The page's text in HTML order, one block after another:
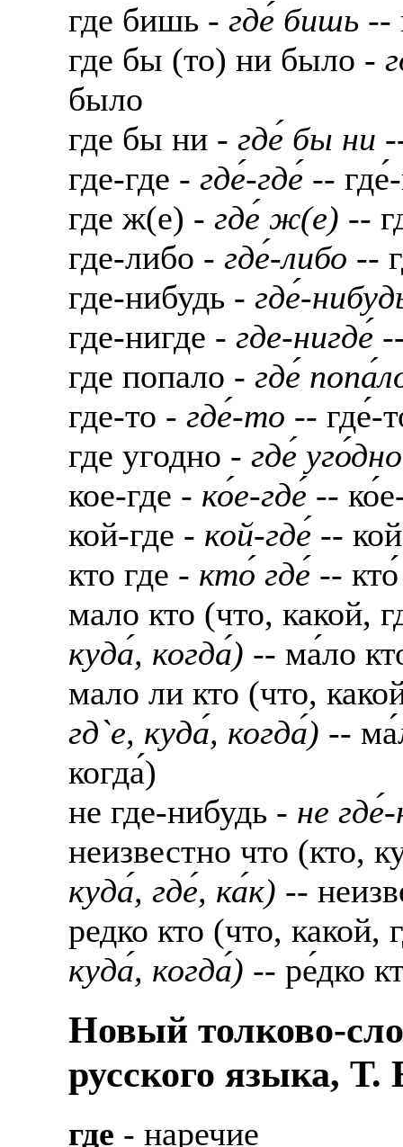
где бишь - где́ бишь --
где бы (то) ни было -
было
где бы ни - где́ бы ни
где-где - где́-где́ --
где ж(е) - где́ ж(е) --
где-либо - где́-либо --
где-нибудь - где́-
где-нигде - где-нигде́
где попало - где́
где-то - где́-то -- где́-
где угодно - где́ уго́дно
кое-где - ко́е-где́ --
кой-где - кой-где́ --
кто где - кто́ где́ --
мало кто (что, какой,
куда́, когда́) -- ма́ло
мало ли кто (что,
гд`е, куда́, когда́) --
когда́)
не где-нибудь - не
неизвестно что (кто,
куда́, где́, ка́к) --
редко кто (что, какой,
куда́, когда́) -- ре́дко
Новый толково-
русского языка,
где - наречие